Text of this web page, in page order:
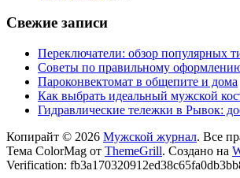
Свежие записи
Переключатели: обзор популярных
Советы по правильному
Пароконвектомат в общепите и дома
Как выбрать идеальный мужской
Гидравлические тележки в Рывок:
Копирайт © 2026 Мужской журнал. Все
Тема ColorMag от ThemeGrill. Создано на
Verification: